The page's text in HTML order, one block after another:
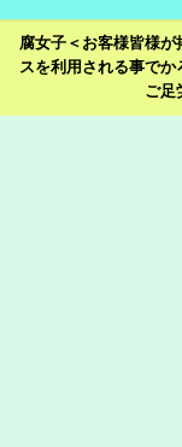
腐女子＜お客様皆様
スを利用される事で
ご足